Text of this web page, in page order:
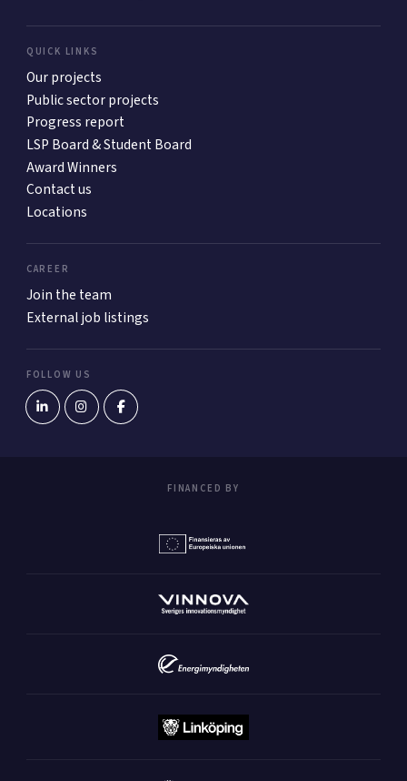
QUICK LINKS
Our projects
Public sector projects
Progress report
LSP Board & Student Board
Award Winners
Contact us
Locations
CAREER
Join the team
External job listings
FOLLOW US
FINANCED BY